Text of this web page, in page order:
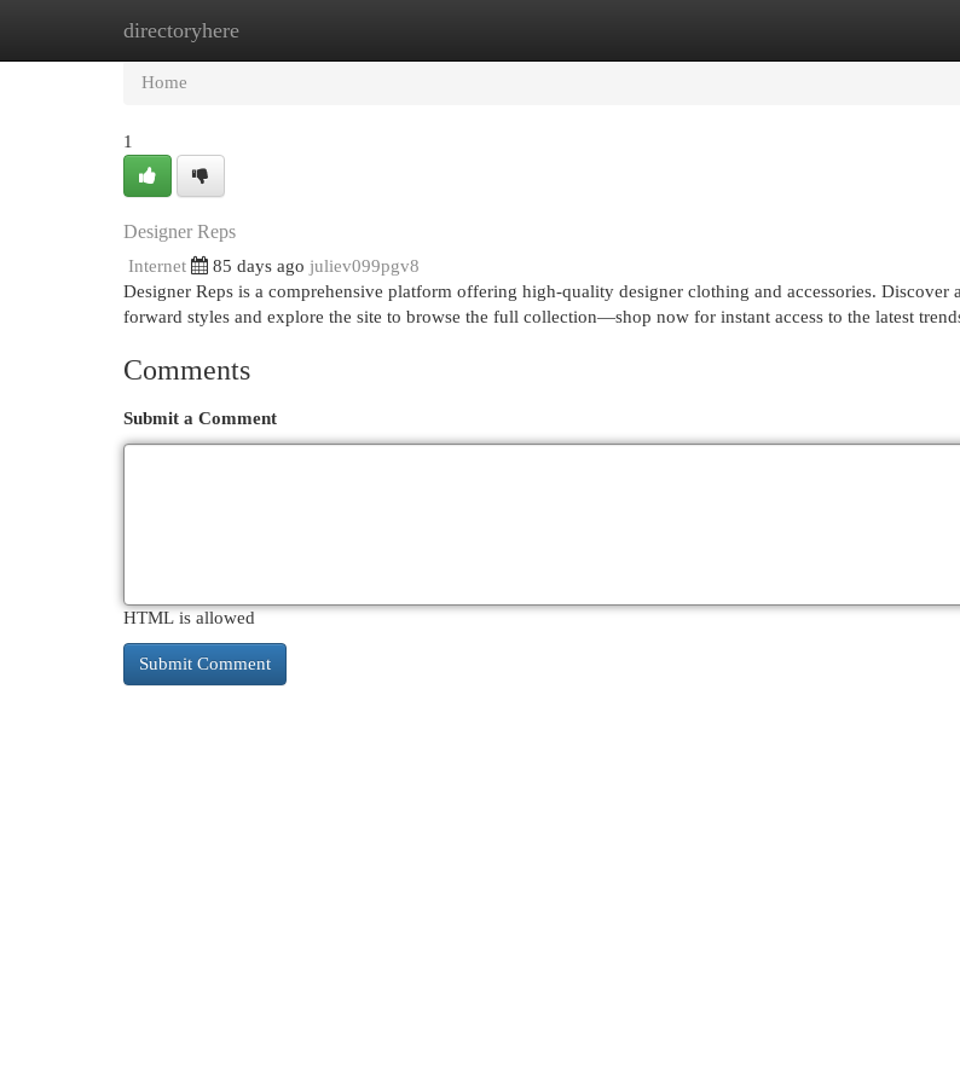
directoryhere
Home
Home
1
Designer Reps
Internet 85 days ago juliev099pgv8
Designer Reps is a comprehensive platform offering high-quality designer clothing and accessories. Discover
forward styles and explore the site to browse the full collection—shop now for instant access to the latest
Comments
Submit a Comment
HTML is allowed